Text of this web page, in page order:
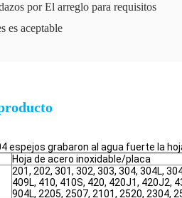
por El arreglo para requisitos
es aceptable
espejos grabaron al agua fuerte la
Hoja de acero inoxidable/placa
201, 202, 301, 302, 303, 304, 304L,
409L, 410, 410S, 420, 420J1, 420J2,
904L, 2205, 2507, 2101, 2520, 2304,